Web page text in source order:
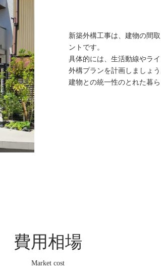
新築外構工事は、建物の間
ントです。
具体的には、生活動線やラ
外構プランを計画しましょう
建物との統一性のとれた暮
費用相場
Market cost